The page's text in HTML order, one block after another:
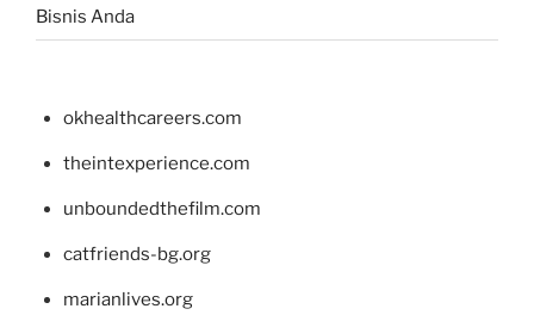
Bisnis Anda
okhealthcareers.com
theintexperience.com
unboundedthefilm.com
catfriends-bg.org
marianlives.org